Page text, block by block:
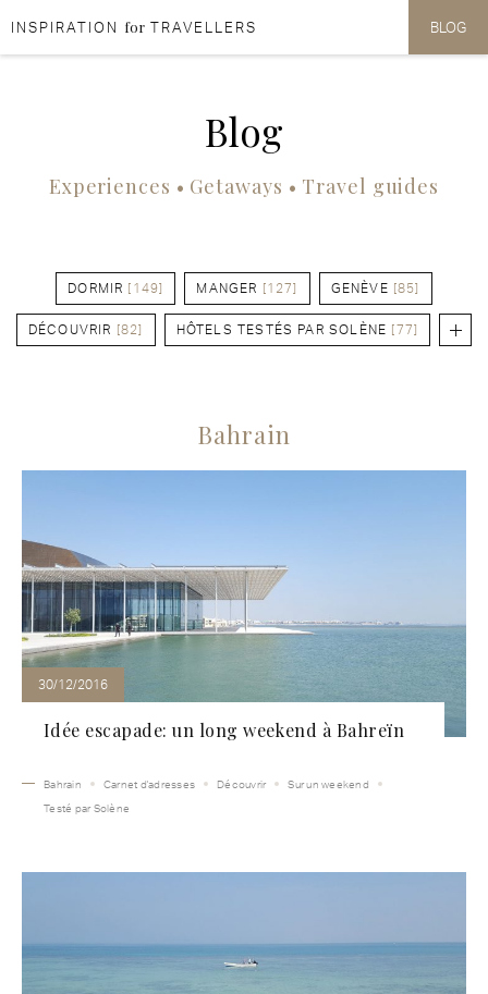
Aller au contenu
Aller au menu
INSPIRATION for TRAVELLERS BLOG
Blog
Experiences • Getaways • Travel guides
DORMIR [149] MANGER [127] GENÈVE [85]
DÉCOUVRIR [82] HÔTELS TESTÉS PAR SOLÈNE [77]
Bahrain
30/12/2016
Idée escapade: un long weekend à Bahreïn
Bahrain Carnet d'adresses Découvrir
Sur un weekend
Testé par Solène